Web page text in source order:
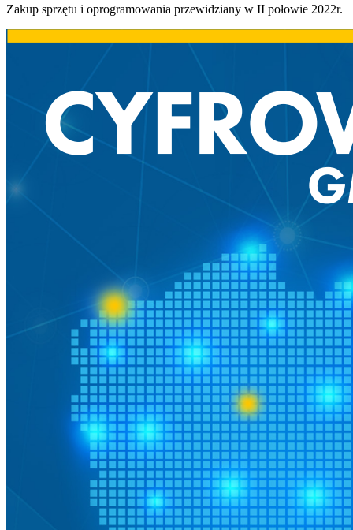
Zakup sprzętu i oprogramowania przewidziany w II połowie 2022r.